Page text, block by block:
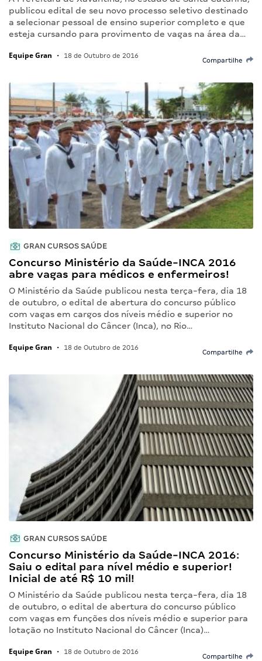
publicou edital de seu novo processo seletivo destinado
a selecionar pessoal de ensino superior completo e que
esteja cursando para provimento de vagas na área da…
Equipe Gran • 18 de Outubro de 2016
Compartilhe
GRAN CURSOS SAÚDE
Concurso Ministério da Saúde-INCA 2016
abre vagas para médicos e enfermeiros!
O Ministério da Saúde publicou nesta terça-fera, dia 18
de outubro, o edital de abertura do concurso público
com vagas em cargos dos níveis médio e superior no
Instituto Nacional do Câncer (Inca), no Rio…
Equipe Gran • 18 de Outubro de 2016
Compartilhe
GRAN CURSOS SAÚDE
Concurso Ministério da Saúde-INCA 2016:
Saiu o edital para nível médio e superior!
Inicial de até R$ 10 mil!
O Ministério da Saúde publicou nesta terça-fera, dia 18
de outubro, o edital de abertura do concurso público
com vagas em funções dos níveis médio e superior para
lotação no Instituto Nacional do Câncer (Inca)…
Equipe Gran • 18 de Outubro de 2016
Compartilhe